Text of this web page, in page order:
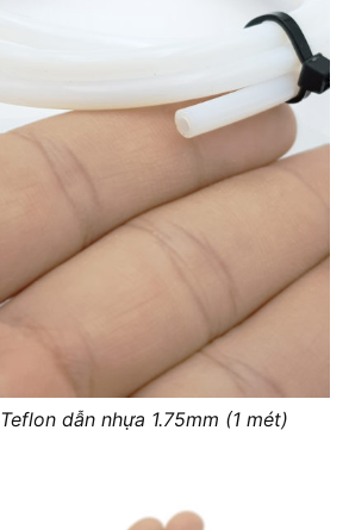
dẫn nhựa 1.75mm (1 mét)